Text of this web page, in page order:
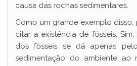
causa das rochas sedimentares.
Como um grande exemplo
citar a existência de fósseis.
dos fósseis se dá apenas
sedimentação do ambiente ao